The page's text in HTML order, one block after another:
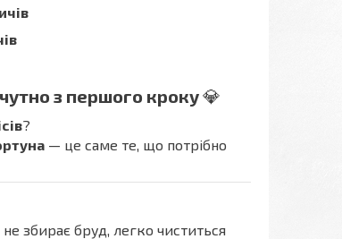
з першого кроку💎
?
— це саме те, що потрібно
збирає бруд, легко чиститься